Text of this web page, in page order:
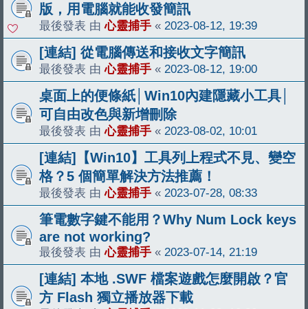
版，用電腦就能收發簡訊
最後發表 由心靈捕手 « 2023-08-12, 19:39
[連結] 從電腦傳送和接收文字簡訊
最後發表 由心靈捕手 « 2023-08-12, 19:00
桌面上的便條紙│Win10內建隱藏小工具│
可自由改色與新增刪除
最後發表 由心靈捕手 « 2023-08-02, 10:01
[連結]【Win10】工具列上程式不見、變空
格？5 個簡單解決方法推薦！
最後發表 由心靈捕手 « 2023-07-28, 08:33
筆電數字鍵不能用？Why Num Lock keys
are not working?
最後發表 由心靈捕手 « 2023-07-14, 21:19
[連結] 本地 .SWF 檔案遊戲怎麼開啟？官
方 Flash 獨立播放器下載